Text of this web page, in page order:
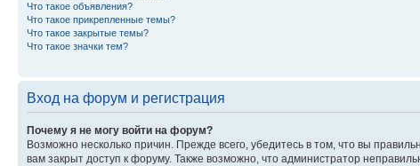
Что такое объявления?
Что такое прикрепленные темы?
Что такое закрытые темы?
Что такое значки тем?
Вход на форум и регистрация
Почему я не могу войти на форум?
Возможно несколько причин. Прежде всего, убедитесь в том, что вы
вам закрыт доступ к форуму. Также возможно, что администратор